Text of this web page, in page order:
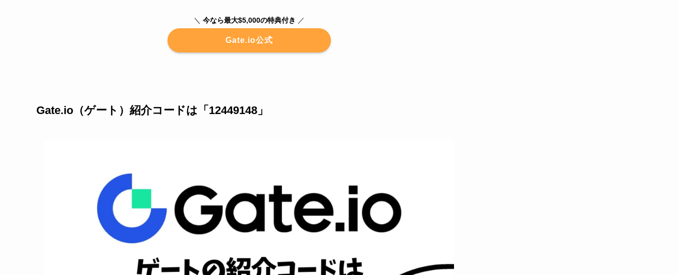
＼ 今なら最大$5,000の特典付き ／
Gate.io公式
Gate.io（ゲート）紹介コードは「12449148」